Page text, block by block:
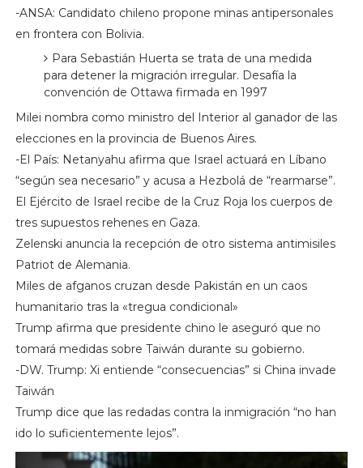
-ANSA: Candidato chileno propone minas antipersonales
en frontera con Bolivia.
Para Sebastián Huerta se trata de una medida
para detener la migración irregular. Desafía la
convención de Ottawa firmada en 1997
Milei nombra como ministro del Interior al ganador de las
elecciones en la provincia de Buenos Aires.
-El País: Netanyahu afirma que Israel actuará en Líbano
“según sea necesario” y acusa a Hezbolá de “rearmarse”.
El Ejército de Israel recibe de la Cruz Roja los cuerpos de
tres supuestos rehenes en Gaza.
Zelenski anuncia la recepción de otro sistema antimisiles
Patriot de Alemania.
Miles de afganos cruzan desde Pakistán en un caos
humanitario tras la «tregua condicional»
Trump afirma que presidente chino le aseguró que no
tomará medidas sobre Taiwán durante su gobierno.
-DW. Trump: Xi entiende “consecuencias” si China invade
Taiwán
Trump dice que las redadas contra la inmigración “no han
ido lo suficientemente lejos”.